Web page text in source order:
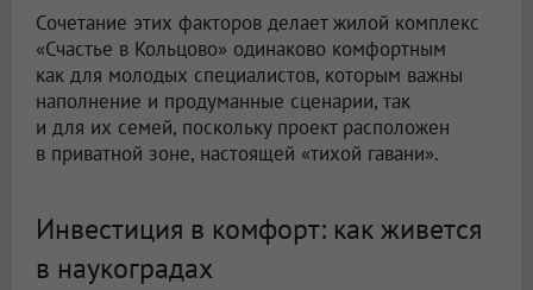
Сочетание этих факторов делает жилой комплекс
«Счастье в Кольцово» одинаково комфортным
как для молодых специалистов, которым важны
наполнение и продуманные сценарии, так
и для их семей, поскольку проект расположен
в приватной зоне, настоящей «тихой гавани».
Инвестиция в комфорт: как живется
в наукоградах